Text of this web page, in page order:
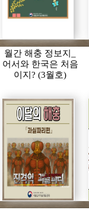
월간 해충 정보지_
어서와 한국은 처음
이지? (3월호)